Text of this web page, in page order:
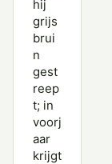
hij
grijs
brui
n
gest
reep
t; in
voorj
aar
krijgt